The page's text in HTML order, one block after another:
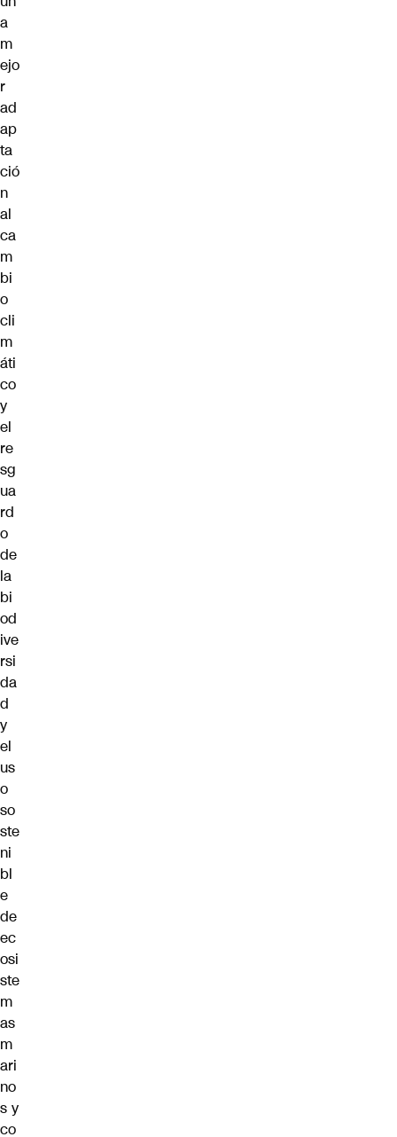
a
m
ejo
r
ad
ap
ta
ció
n
al
ca
m
bi
o
cli
m
áti
co
y
el
re
sg
ua
rd
o
de
la
bi
od
ive
rsi
da
d
y
el
us
o
so
ste
ni
bl
e
de
ec
osi
ste
m
as
m
ari
no
s y
co